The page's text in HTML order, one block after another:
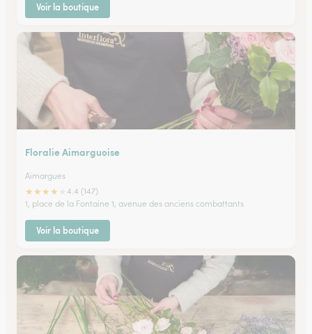
Voir la boutique
Floralie Aimarguoise
Aimargues
★★★★
4.4 (147)
1, place de la Fontaine 1, avenue des anciens combattants
Voir la boutique